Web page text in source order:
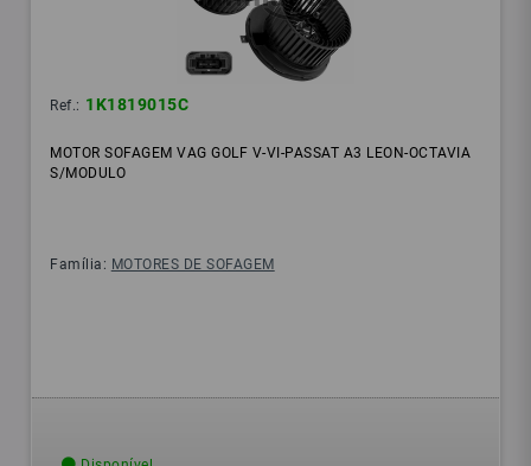
Ref.: 1K1819015C
MOTOR SOFAGEM VAG GOLF V-VI-PASSAT A3 LEON-OCTAVIA
S/MODULO
Família: MOTORES DE SOFAGEM